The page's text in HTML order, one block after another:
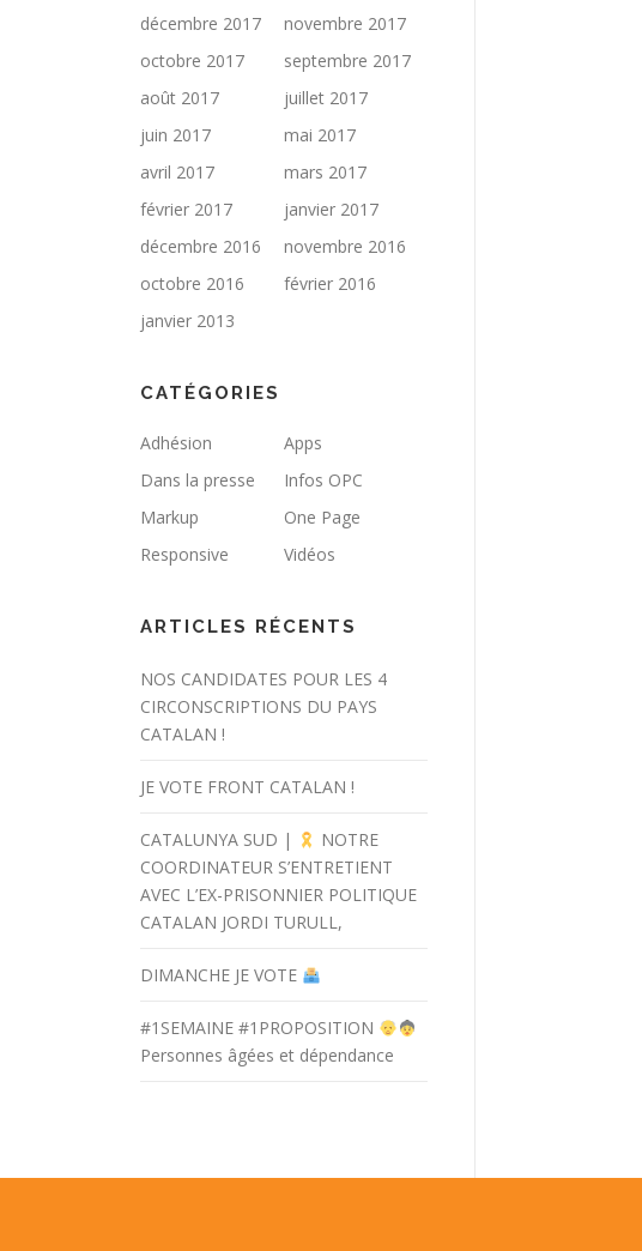
décembre 2017
novembre 2017
octobre 2017
septembre 2017
août 2017
juillet 2017
juin 2017
mai 2017
avril 2017
mars 2017
février 2017
janvier 2017
décembre 2016
novembre 2016
octobre 2016
février 2016
janvier 2013
CATÉGORIES
Adhésion
Apps
Dans la presse
Infos OPC
Markup
One Page
Responsive
Vidéos
ARTICLES RÉCENTS
NOS CANDIDATES POUR LES 4
CIRCONSCRIPTIONS DU PAYS
CATALAN !
JE VOTE FRONT CATALAN !
CATALUNYA SUD |
NOTRE
COORDINATEUR S’ENTRETIENT
AVEC L’EX-PRISONNIER POLITIQUE
CATALAN JORDI TURULL,
DIMANCHE JE VOTE
#1SEMAINE #1PROPOSITION
Personnes âgées et dépendance